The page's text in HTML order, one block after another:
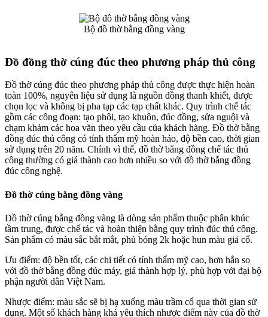
Bộ đồ thờ bằng đồng vàng
Đồ đồng thờ cúng đúc theo phương pháp thủ công
Đồ thờ cúng đúc theo phương pháp thủ công được thực hiện hoàn
toàn 100%, nguyên liệu sử dụng là nguồn đồng thanh khiết, được
chọn lọc và không bị pha tạp các tạp chất khác. Quy trình chế tác
gồm các công đoạn: tạo phôi, tạo khuôn, đúc đồng, sửa nguội và
chạm khảm các hoa văn theo yêu cầu của khách hàng. Đồ thờ bằng
đồng đúc thủ công có tính thẩm mỹ hoàn hảo, độ bền cao, thời gian
sử dụng trên 20 năm. Chính vì thế, đồ thờ bằng đồng chế tác thủ
công thường có giá thành cao hơn nhiều so với đồ thờ bằng đồng
đúc công nghệ.
Đồ thờ cúng bằng đồng vàng
Đồ thờ cúng bằng đồng vàng là dòng sản phẩm thuộc phân khúc
tầm trung, được chế tác và hoàn thiện bằng quy trình đúc thủ công.
Sản phẩm có màu sắc bắt mắt, phủ bóng 2k hoặc hun màu giả cổ.
Ưu điểm: độ bền tốt, các chi tiết có tính thẩm mỹ cao, hơn hẳn so
với đồ thờ bằng đồng đúc máy, giá thành hợp lý, phù hợp với đại bộ
phận người dân Việt Nam.
Nhược điểm: màu sắc sẽ bị hạ xuống màu trầm cổ qua thời gian sử
dụng. Một số khách hàng khá yêu thích nhược điểm này của đồ thờ